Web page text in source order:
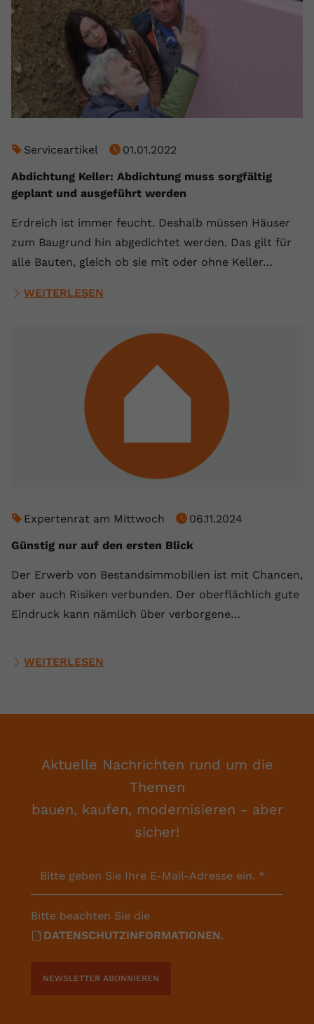
Serviceartikel
01.01.2022
Abdichtung Keller: Abdichtung muss sorgfältig
geplant und ausgeführt werden
Erdreich ist immer feucht. Deshalb müssen Häuser
zum Baugrund hin abgedichtet werden. Das gilt für
alle Bauten, gleich ob sie mit oder ohne Keller…
WEITERLESEN
Expertenrat am Mittwoch
06.11.2024
Günstig nur auf den ersten Blick
Der Erwerb von Bestandsimmobilien ist mit Chancen,
aber auch Risiken verbunden. Der oberflächlich gute
Eindruck kann nämlich über verborgene…
WEITERLESEN
Aktuelle Nachrichten rund um die
Themen
bauen, kaufen, modernisieren - aber
sicher!
Bitte geben Sie Ihre E-Mail-Adresse ein. *
Bitte beachten Sie die
DATENSCHUTZINFORMATIONEN.
NEWSLETTER ABONNIEREN